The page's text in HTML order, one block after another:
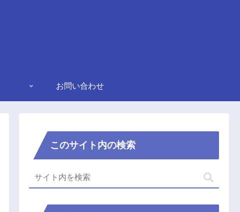
お問い合わせ
このサイト内の検索